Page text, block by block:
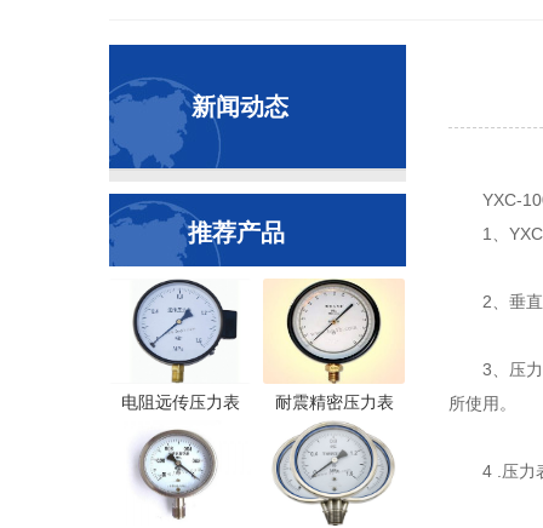
新闻动态
推荐产品
电阻远传压力表 耐震精密压力表
YXC-
1、
2、垂
3、压
所使用。
4 .压力